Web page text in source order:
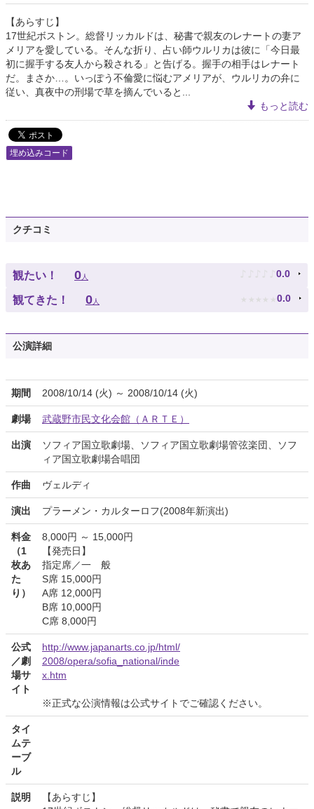
【あらすじ】
17世紀ボストン。総督リッカルドは、秘書で親友のレナートの妻ア
メリアを愛している。そんな折り、占い師ウルリカは彼に「今日最
初に握手する友人から殺される」と告げる。握手の相手はレナート
だ。まさか…。いっぽう不倫愛に悩むアメリアが、ウルリカの弁に
従い、真夜中の刑場で草を摘んでいると...
もっと読む
埋め込みコード
クチコミ
観たい！ 0人 ♪ ♪ ♪ ♪ ♪ 0.0
観てきた！ 0人 ★ ★ ★ ★ ★ 0.0
公演詳細
期間 2008/10/14 (火) ～ 2008/10/14 (火)
劇場 武蔵野市民文化会館（ＡＲＴＥ）
出演
ソフィア国立歌劇場、ソフィア国立歌劇場管弦楽団、ソフ
ィア国立歌劇場合唱団
作曲 ヴェルディ
演出 プラーメン・カルターロフ(2008年新演出)
料金
（1
枚あ
た
り）
8,000円 ～ 15,000円
【発売日】
指定席／一 般
S席 15,000円
A席 12,000円
B席 10,000円
C席 8,000円
公式
／劇
場サ
イト
http://www.japanarts.co.jp/html/
2008/opera/sofia_national/inde
x.htm
※正式な公演情報は公式サイトでご確認ください。
タイ
ムテ
ーブ
ル
説明
【あらすじ】